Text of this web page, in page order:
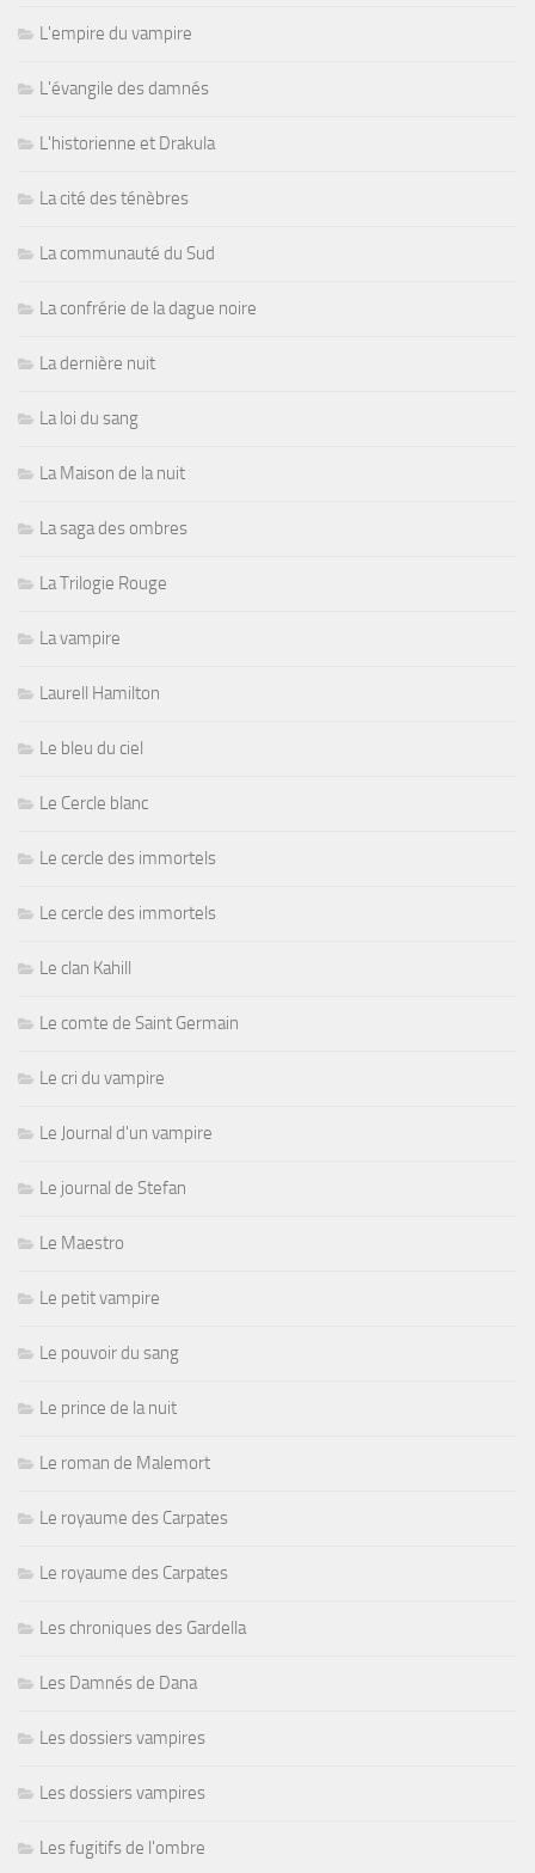
L'empire du vampire
L'évangile des damnés
L'historienne et Drakula
La cité des ténèbres
La communauté du Sud
La confrérie de la dague noire
La dernière nuit
La loi du sang
La Maison de la nuit
La saga des ombres
La Trilogie Rouge
La vampire
Laurell Hamilton
Le bleu du ciel
Le Cercle blanc
Le cercle des immortels
Le cercle des immortels
Le clan Kahill
Le comte de Saint Germain
Le cri du vampire
Le Journal d'un vampire
Le journal de Stefan
Le Maestro
Le petit vampire
Le pouvoir du sang
Le prince de la nuit
Le roman de Malemort
Le royaume des Carpates
Le royaume des Carpates
Les chroniques des Gardella
Les Damnés de Dana
Les dossiers vampires
Les dossiers vampires
Les fugitifs de l'ombre